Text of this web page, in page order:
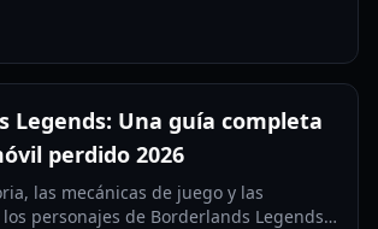
en nuestra guía de 2026.
Legends: Una guía completa
perdido 2026
las mecánicas de juego y las
personajes de Borderlands Legends,